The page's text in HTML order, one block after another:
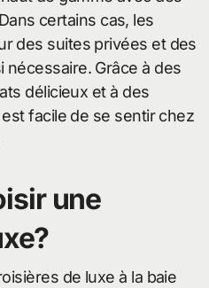
certains cas, les
des suites privées et des
Grâce à des
délicieux et à des
facile de se sentir chez
une
de luxe à la baie